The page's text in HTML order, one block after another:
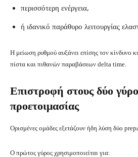
περισσότερη ενέργεια,
ή ιδανικό παράθυρο λειτουργίας
Η μείωση ρυθμού αυξάνει επίσης τον κίνδυνο
πίστα και πιθανών παραβάσεων delta time.
Επιστροφή στους δύο
προετοιμασίας
Ορισμένες ομάδες εξετάζουν ήδη λύση δύο
Ο πρώτος γύρος χρησιμοποιείται για: